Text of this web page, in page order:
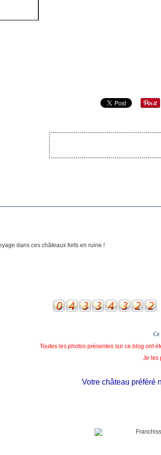
Ce
Toutes les photos présentes sur ce blog ont
Je les
Votre château préféré